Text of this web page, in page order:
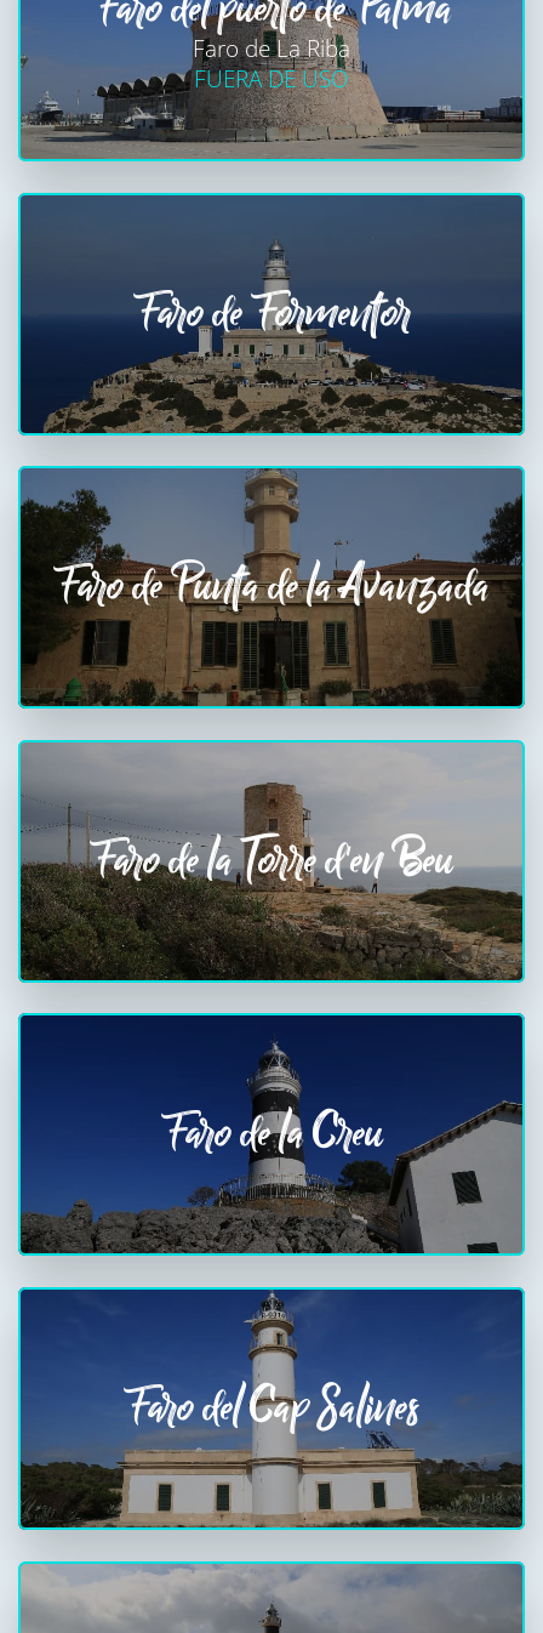
Faro de La Riba
FUERA DE USO
Faro de Formentor
Faro de Punta de la Avanzada
Faro de la Torre d'en Beu
Faro de la Creu
Faro del Cap Salines